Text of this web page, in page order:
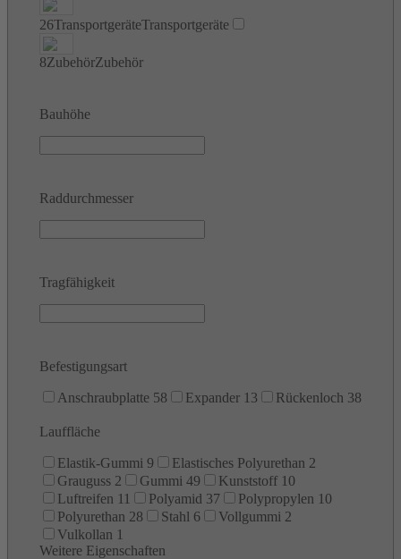
26TransportgeräteTransportgeräte
8ZubehörZubehör
Bauhöhe
Raddurchmesser
Tragfähigkeit
Befestigungsart
Anschraubplatte 58 Expander 13 Rückenloch 38
Lauffläche
Elastik-Gummi 9 Elastisches Polyurethan 2
Grauguss 2 Gummi 49 Kunststoff 10
Luftreifen 11 Polyamid 37 Polypropylen 10
Polyurethan 28 Stahl 6 Vollgummi 2
Vulkollan 1
Weitere Eigenschaften